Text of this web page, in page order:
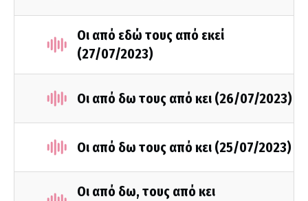
Οι από εδώ τους από εκεί
(27/07/2023)
Οι από δω τους από κει (26/07/2023)
Οι από δω τους από κει (25/07/2023)
Οι από δω, τους από κει